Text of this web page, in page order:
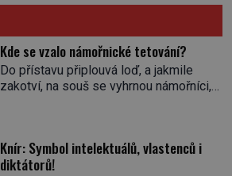
Kde se vzalo námořnické tetování?
Do přístavu připlouvá loď, a jakmile
zakotví, na souš se vyhrnou námořníci,
potetované paže. Námořnická kérka je
totiž něco jako uniforma. Tetování jako
Knír: Symbol intelektuálů, vlastenců i
diktátorů!